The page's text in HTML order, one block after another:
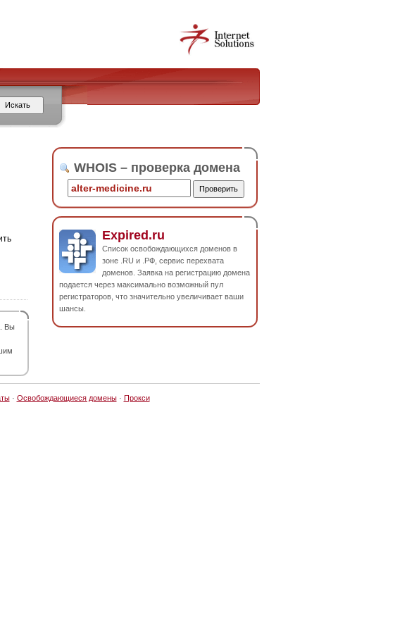
Вы
WHOIS – проверка домена
Expired.ru
Список освобождающихся доменов в
зоне .RU и .РФ, сервис перехвата
доменов. Заявка на регистрацию домена
подается через максимально возможный пул
регистраторов, что значительно увеличивает ваши
шансы.
· Освобождающиеся домены· Прокси